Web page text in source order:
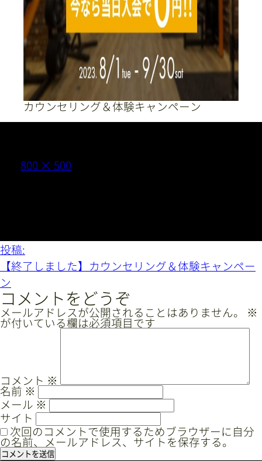
お客様の声
採用情報
052-875-4126
LINEからお問い合わせ
カウンセリング＆体験キャンペーン
フ
ル
800 × 500
投
稿
ナ
ビ
ゲ
ー
ン
投稿:
【終了しました】カウンセリング＆体験キャンペー
ン
コメントをどうぞ
メールアドレスが公開されることはありません。 ※
が付いている欄は必須項目です
コメント ※
名前※
メール ※
サイト
次回のコメントで使用するためブラウザーに自分
の名前、メールアドレス、サイトを保存する。